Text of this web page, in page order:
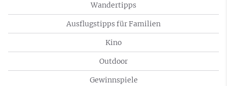
Wandertipps
Ausflugstipps für Familien
Kino
Outdoor
Gewinnspiele